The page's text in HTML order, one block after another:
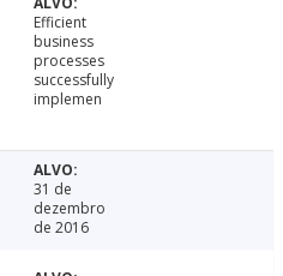
Efficient
business
processes
successfully
implemen
31 de
dezembro
de 2016